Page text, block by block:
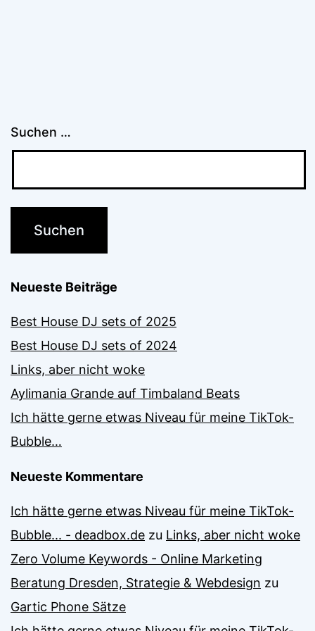
Suchen …
Neueste Beiträge
Best House DJ sets of 2025
Best House DJ sets of 2024
Links, aber nicht woke
Aylimania Grande auf Timbaland Beats
Ich hätte gerne etwas Niveau für meine TikTok-
Bubble…
Neueste Kommentare
Ich hätte gerne etwas Niveau für meine TikTok-
Bubble... - deadbox.de zu Links, aber nicht woke
Zero Volume Keywords - Online Marketing
Beratung Dresden, Strategie & Webdesign zu
Gartic Phone Sätze